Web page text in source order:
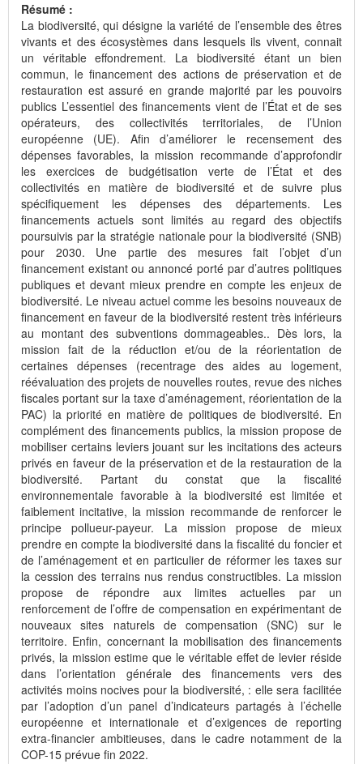
Résumé :
La biodiversité, qui désigne la variété de l’ensemble des êtres
vivants et des écosystèmes dans lesquels ils vivent, connait
un véritable effondrement. La biodiversité étant un bien
commun, le financement des actions de préservation et de
restauration est assuré en grande majorité par les pouvoirs
publics L’essentiel des financements vient de l’État et de ses
opérateurs, des collectivités territoriales, de l’Union
européenne (UE). Afin d’améliorer le recensement des
dépenses favorables, la mission recommande d’approfondir
les exercices de budgétisation verte de l’État et des
collectivités en matière de biodiversité et de suivre plus
spécifiquement les dépenses des départements. Les
financements actuels sont limités au regard des objectifs
poursuivis par la stratégie nationale pour la biodiversité (SNB)
pour 2030. Une partie des mesures fait l’objet d’un
financement existant ou annoncé porté par d’autres politiques
publiques et devant mieux prendre en compte les enjeux de
biodiversité. Le niveau actuel comme les besoins nouveaux de
financement en faveur de la biodiversité restent très inférieurs
au montant des subventions dommageables.. Dès lors, la
mission fait de la réduction et/ou de la réorientation de
certaines dépenses (recentrage des aides au logement,
réévaluation des projets de nouvelles routes, revue des niches
fiscales portant sur la taxe d’aménagement, réorientation de la
PAC) la priorité en matière de politiques de biodiversité. En
complément des financements publics, la mission propose de
mobiliser certains leviers jouant sur les incitations des acteurs
privés en faveur de la préservation et de la restauration de la
biodiversité. Partant du constat que la fiscalité
environnementale favorable à la biodiversité est limitée et
faiblement incitative, la mission recommande de renforcer le
principe pollueur-payeur. La mission propose de mieux
prendre en compte la biodiversité dans la fiscalité du foncier et
de l’aménagement et en particulier de réformer les taxes sur
la cession des terrains nus rendus constructibles. La mission
propose de répondre aux limites actuelles par un
renforcement de l’offre de compensation en expérimentant de
nouveaux sites naturels de compensation (SNC) sur le
territoire. Enfin, concernant la mobilisation des financements
privés, la mission estime que le véritable effet de levier réside
dans l’orientation générale des financements vers des
activités moins nocives pour la biodiversité, : elle sera facilitée
par l’adoption d’un panel d’indicateurs partagés à l’échelle
européenne et internationale et d’exigences de reporting
extra-financier ambitieuses, dans le cadre notamment de la
COP-15 prévue fin 2022.